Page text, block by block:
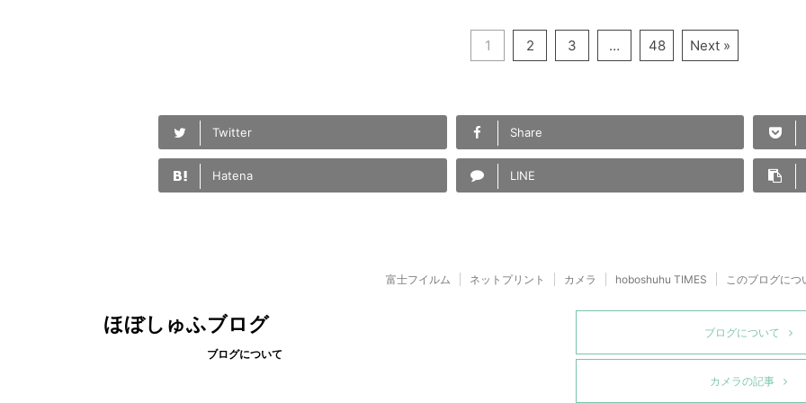
1 2 3 … 48 Next »
Twitter Share
Hatena LINE
富士フイルム ネットプリント カメラ hoboshuhu TIMES このブログにつ
ブログについて
カメラの記事
ほぼしゅふブログ
ブログについて